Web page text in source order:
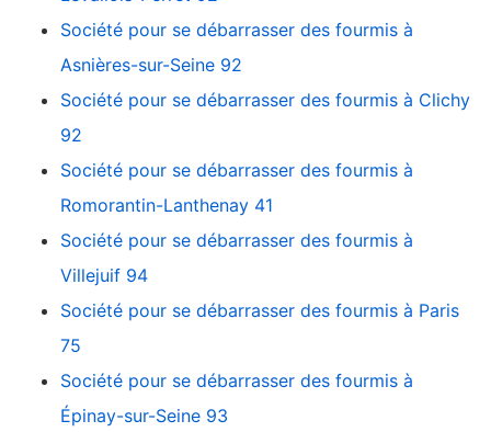
Société pour se débarrasser des fourmis à
Asnières-sur-Seine 92
Société pour se débarrasser des fourmis à Clichy
92
Société pour se débarrasser des fourmis à
Romorantin-Lanthenay 41
Société pour se débarrasser des fourmis à
Villejuif 94
Société pour se débarrasser des fourmis à Paris
75
Société pour se débarrasser des fourmis à
Épinay-sur-Seine 93